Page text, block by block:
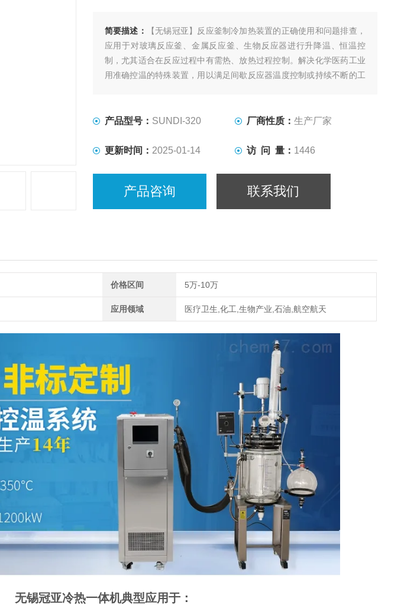
简要描述：
【无锡冠亚】反应釜制冷加热装置的正确使用和问题排查，
应用于对玻璃反应釜、金属反应釜、生物反应器进行升降温、恒温控
制，尤其适合在反应过程中有需热、放热过程控制。解决化学医药工业
用准确控温的特殊装置，用以满足间歇反应器温度控制或持续不断的工
产品型号： SUNDI-320 厂商性质：生产厂家
更新时间： 2025-01-14 访 问 量： 1446
产品咨询 联系我们
价格区间 5万-10万
应用领域 医疗卫生,化工,生物产业,石油,航空航天
无锡冠亚冷热一体机典型应用于：